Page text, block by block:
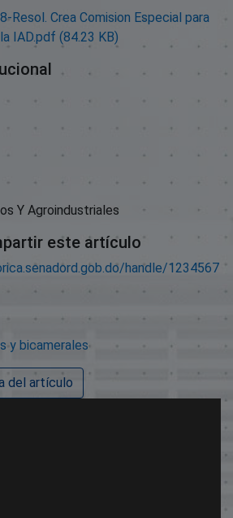
Resol. Crea Comision Especial para
IAD.pdf (84.23 KB)
Y Agroindustriales
este artículo
handle/1234567
y bicamerales
del artículo